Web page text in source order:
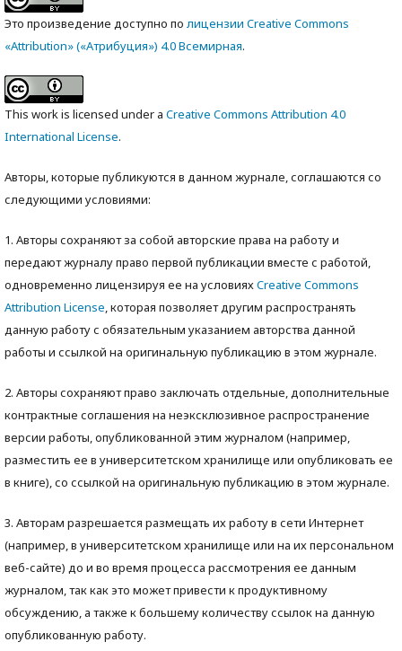
Это произведение доступно по лицензии Creative Commons
«Attribution» («Атрибуция») 4.0 Всемирная.
This work is licensed under a Creative Commons Attribution 4.0
International License.
Авторы, которые публикуются в данном журнале, соглашаются со
следующими условиями:
1. Авторы сохраняют за собой авторские права на работу и
передают журналу право первой публикации вместе с работой,
одновременно лицензируя ее на условияхCreative Commons
Attribution License, которая позволяет другим распространять
данную работу с обязательным указанием авторства данной
работы и ссылкой на оригинальную публикацию в этом журнале.
2. Авторы сохраняют право заключать отдельные, дополнительные
контрактные соглашения на неэксклюзивное распространение
версии работы, опубликованной этим журналом (например,
разместить ее в университетском хранилище или опубликовать ее
в книге), со ссылкой на оригинальную публикацию в этом журнале.
3. Авторам разрешается размещать их работу в сети Интернет
(например, в университетском хранилище или на их персональном
веб-сайте) до и во время процесса рассмотрения ее данным
журналом, так как это может привести к продуктивному
обсуждению, а также к большему количеству ссылок на данную
опубликованную работу.